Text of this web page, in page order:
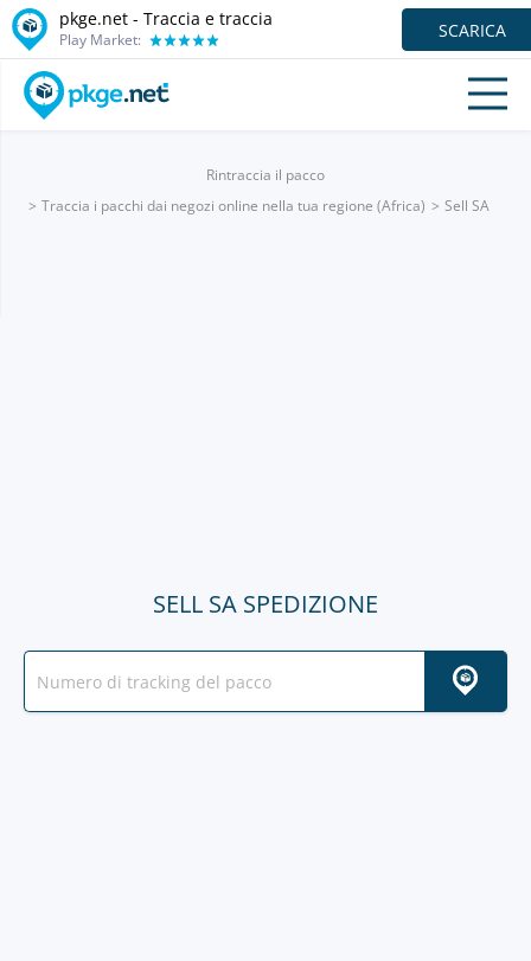
pkge.net - Traccia e traccia
Play Market: SCARICA
Rintraccia il pacco
Traccia i pacchi dai negozi online nella tua regione (Africa)
Sell SA
SELL SA SPEDIZIONE